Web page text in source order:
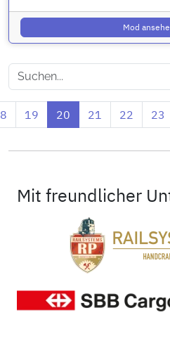
Mod
19 20 21 22 23
Mit freundlicher